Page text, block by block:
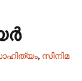
, സിനിമ